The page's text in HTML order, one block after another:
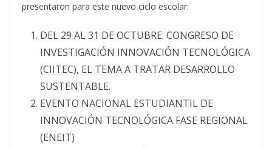
presentaron para este nuevo ciclo escolar:
DEL 29 AL 31 DE OCTUBRE: CONGRESO DE
INVESTIGACIÓN INNOVACIÓN TECNOLÓGICA
(CIITEC), EL TEMA A TRATAR DESARROLLO
SUSTENTABLE.
EVENTO NACIONAL ESTUDIANTIL DE
INNOVACIÓN TECNOLÓGICA FASE REGIONAL
(ENEIT)